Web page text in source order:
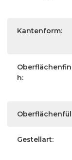
Kantenform:
h:
Gestellart: